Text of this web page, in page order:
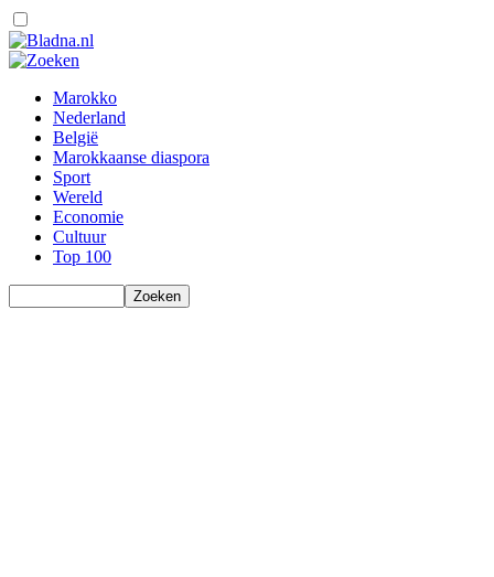
Marokko
Nederland
België
Marokkaanse diaspora
Sport
Wereld
Economie
Cultuur
Top 100